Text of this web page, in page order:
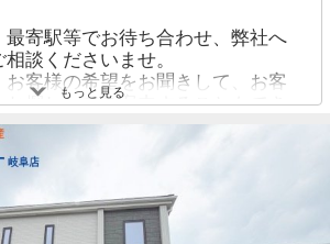
最寄駅等でお待ち合わせ、弊社へ
談くださいませ。
お客様の希望をお聞きして、お客
探ししてご案内することもでき
い合わせ→【058-338-9110】
タン】より、備考欄にご希望日
もっと見る